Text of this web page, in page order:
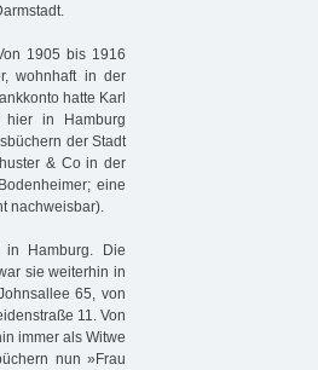
1905 bis 1916
wohnhaft in der
hatte Karl
hier in Hamburg
der Stadt
& Co in der
eine
nachweisbar).
Hamburg. Die
sie weiterhin in
65, von
11. Von
immer als Witwe
nun »Frau